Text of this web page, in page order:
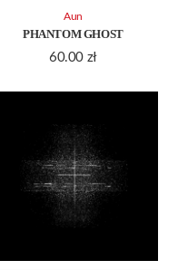
PHANTOM GHOST
60.00 zł
Aun